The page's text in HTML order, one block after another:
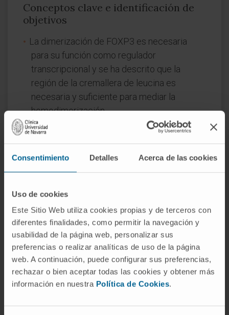
Consentimiento Detalles Acerca de las cookies
Uso de cookies
Este Sitio Web utiliza cookies propias y de terceros con
diferentes finalidades, como permitir la navegación y
usabilidad de la página web, personalizar sus
preferencias o realizar analíticas de uso de la página
web. A continuación, puede configurar sus preferencias,
rechazar o bien aceptar todas las cookies y obtener más
información en nuestra Política de Cookies.
Conceptos clave e identificación de
objetivos
La dimerización de FOXP3 es necesaria
para su función como regulador
transcripcional y se ha descrito que la
región de la cremallera de leucina es
necesaria y suficiente para mediar la
homodimerización.
AML1 es necesaria para la expresión génica
de IL-2 e IFN-γ en células T CD4+
convencionales y su interacción con Foxp3
Los péptidos derivados de P60 inhiben la
homodimerización de FOXP3 y la
interacción FOXP3/AML1, lo que perjudica
la actividad inmunosupresora de las células
Treg y aumenta la proliferación de células T
y la producción de citoquinas tras la
estimulación del TCR.
Los péptidos P60/P60 derivados se
identifican como reguladores de las Treg y